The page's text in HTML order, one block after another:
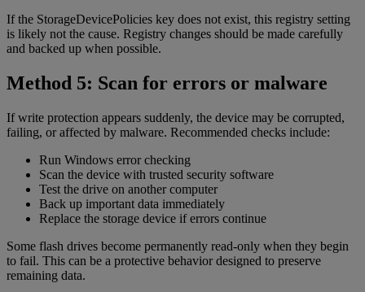
If the StorageDevicePolicies key does not exist, this registry setting
is likely not the cause. Registry changes should be made carefully
and backed up when possible.
Method 5: Scan for errors or malware
If write protection appears suddenly, the device may be corrupted,
failing, or affected by malware. Recommended checks include:
Run Windows error checking
Scan the device with trusted security software
Test the drive on another computer
Back up important data immediately
Replace the storage device if errors continue
Some flash drives become permanently read-only when they begin
to fail. This can be a protective behavior designed to preserve
remaining data.